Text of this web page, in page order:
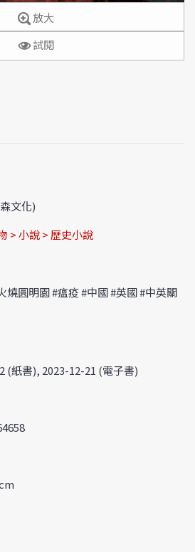
放大
試閱
文化)
> 小說 > 歷史小說
燒圓明園 #瘟疫 #中國 #英國 #中英關
(紙書), 2023-12-21 (電子書)